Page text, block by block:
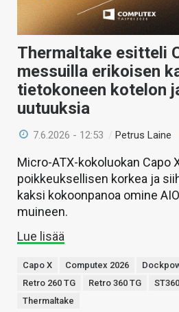
HAKU
Thermaltake esitteli
messuilla erikoisen
tietokoneen kotelon
uutuuksia
7.6.2026 - 12:53 / Petrus Laine
Micro-ATX-kokoluokan Capo
poikkeuksellisen korkea ja
kaksi kokoonpanoa omine
muineen.
Lue lisää
Capo X Computex 2026
Retro 260 TG
Retro 360 TG
Thermaltake